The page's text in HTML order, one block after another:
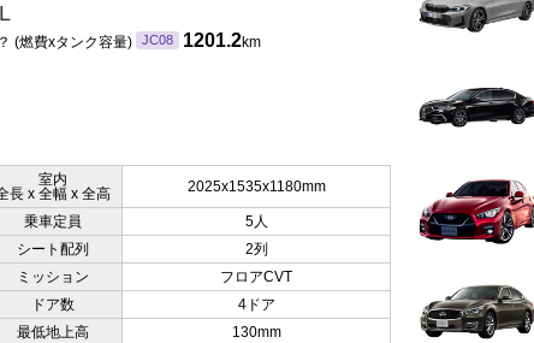
(燃費xタンク容量) JC08 1201.2km
室内
長 x 全幅 x 全高
2025x1535x1180mm
乗車定員
5人
シート配列
2列
ミッション
フロアCVT
ドア数
4ドア
最低地上高
130mm